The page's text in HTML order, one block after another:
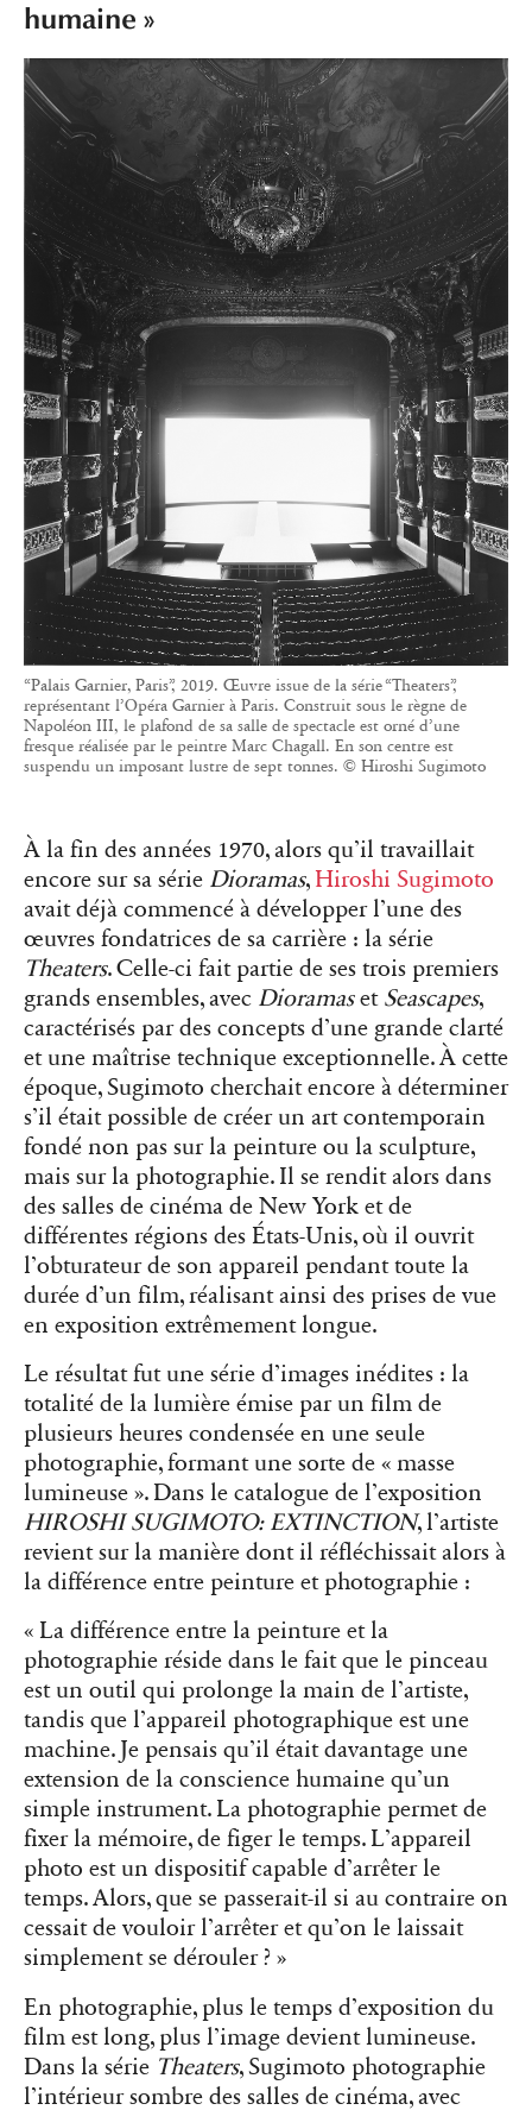
humaine »
“Palais Garnier, Paris”, 2019. Œuvre issue de la série “Theaters”,
représentant l’Opéra Garnier à Paris. Construit sous le règne de
Napoléon III, le plafond de sa salle de spectacle est orné d’une
fresque réalisée par le peintre Marc Chagall. En son centre est
suspendu un imposant lustre de sept tonnes. © Hiroshi Sugimoto
À la fin des années 1970, alors qu’il travaillait
encore sur sa série Dioramas, Hiroshi Sugimoto
avait déjà commencé à développer l’une des
œuvres fondatrices de sa carrière : la série
Theaters. Celle-ci fait partie de ses trois premiers
grands ensembles, avec Dioramaset Seascapes,
caractérisés par des concepts d’une grande clarté
et une maîtrise technique exceptionnelle. À cette
époque, Sugimoto cherchait encore à déterminer
s’il était possible de créer un art contemporain
fondé non pas sur la peinture ou la sculpture,
mais sur la photographie. Il se rendit alors dans
des salles de cinéma de New York et de
différentes régions des États-Unis, où il ouvrit
l’obturateur de son appareil pendant toute la
durée d’un film, réalisant ainsi des prises de vue
en exposition extrêmement longue.
Le résultat fut une série d’images inédites : la
totalité de la lumière émise par un film de
plusieurs heures condensée en une seule
photographie, formant une sorte de « masse
lumineuse ». Dans le catalogue de l’exposition
HIROSHI SUGIMOTO: EXTINCTION, l’artiste
revient sur la manière dont il réfléchissait alors à
la différence entre peinture et photographie :
« La différence entre la peinture et la
photographie réside dans le fait que le pinceau
est un outil qui prolonge la main de l’artiste,
tandis que l’appareil photographique est une
machine. Je pensais qu’il était davantage une
extension de la conscience humaine qu’un
simple instrument. La photographie permet de
fixer la mémoire, de figer le temps. L’appareil
photo est un dispositif capable d’arrêter le
temps. Alors, que se passerait-il si au contraire on
cessait de vouloir l’arrêter et qu’on le laissait
simplement se dérouler ? »
En photographie, plus le temps d’exposition du
film est long, plus l’image devient lumineuse.
Dans la série Theaters, Sugimoto photographie
l’intérieur sombre des salles de cinéma, avec